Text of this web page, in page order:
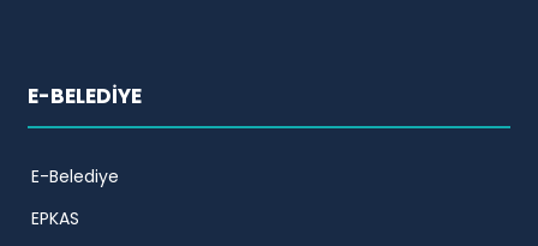
E-BELEDİYE
E-Belediye
EPKAS